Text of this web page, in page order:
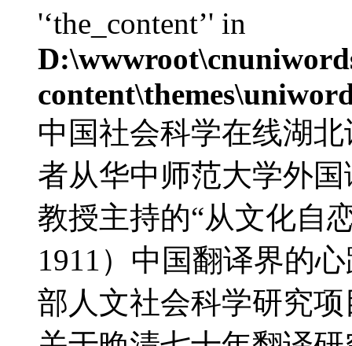
'‘the_content’' in
中国社会科学在线湖
者从华中师范大学外
教授主持的“从文化自
1911）中国翻译界的
部人文社会科学研究